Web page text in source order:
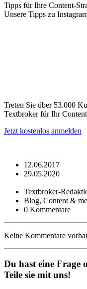
Tipps für Ihre Content-
Unsere Tipps zu
Treten Sie über 53.000
Textbroker für Ihr
Jetzt kostenlos anmelden
12.06.2017
29.05.2020
Textbroker-
Blog, Content &
0 Kommentare
Keine Kommentare
Du hast eine Frage
Teile sie mit uns!